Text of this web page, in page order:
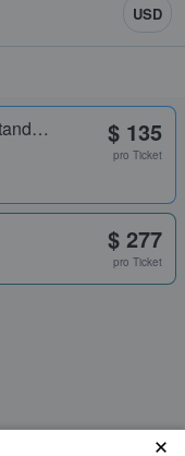
USD
Balcony Unreserved Seating and Standing $ 135
pro Ticket
$ 277
pro Ticket